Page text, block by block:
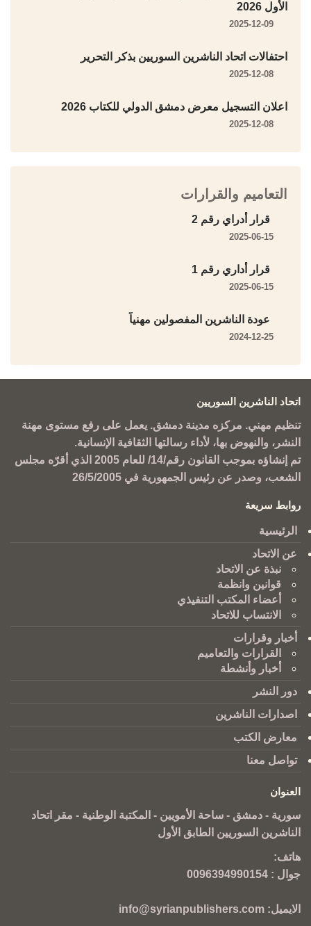
الأول 2026
2025-12-09
احتفالات اتحاد الناشرين السوريين بذكر التحرير
2025-12-08
اعلان التسجيل معرض دمشق الدولي للكتاب 2026
2025-12-08
التعاميم والقرارات
قرار أدراي رقم 2
2025-06-15
قرار أداري رقم 1
2025-06-15
عودة الناشرين المفصولين مهنياً
2024-12-25
اتحاد الناشرين السوريين
تنظيم مهني. مركزه مدينة دمشق. يعمل على رفع مستوى مهنة
النشر، والنهوض بها، لأداء رسالتها الثقافية الإنسانية.
تم إنشاؤه بموجب القانون رقم/14/ للعام 2005 الذي أقرّه مجلس
الشعب، وصدر عن رئيس الجمهورية في 26/5/2005
روابط سريعة
الرئيسية
عن الاتحاد
نبذة عن الاتحاد
قوانين وانظمة
أعضاء المكتب التنفيذي
الانتساب للاتحاد
أخبار وقرارات
القرارات والتعاميم
أخبار وأنشطة
دور النشر
اصدارات الناشرين
معارض الكتب
تواصل معنا
العنوان
سورية - دمشق - ساحة الأمويين - المكتبة الوطنية - مقر اتحاد
الناشرين السوريين الطابق الأول
هاتف:
جوال : 0096394990154
الايميل: info@syrianpublishers.com